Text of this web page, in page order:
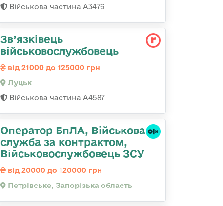
Військова частина А3476
Зв’язківець
військовослужбовець
від 21000 до 125000 грн
Луцьк
Військова частина А4587
Оператор БпЛА, Військова
служба за контрактом,
Військовослужбовець ЗСУ
від 20000 до 120000 грн
Петрівське, Запорізька область